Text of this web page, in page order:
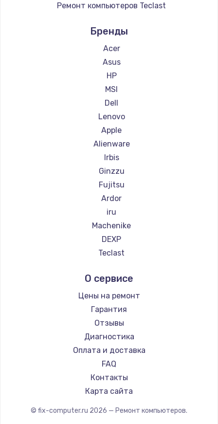
Ремонт компьютеров Teclast
Ремонт компьютеров Beelink
Ремонт компьютеров CHUWI
Бренды
Acer
Asus
HP
MSI
Dell
Lenovo
Apple
Alienware
Irbis
Ginzzu
Fujitsu
Ardor
iru
Machenike
DEXP
Teclast
Beelink
CHUWI
О сервисе
Цены на ремонт
Гарантия
Отзывы
Диагностика
Оплата и доставка
FAQ
Контакты
Карта сайта
© fix-computer.ru 2026 — Ремонт компьютеров.